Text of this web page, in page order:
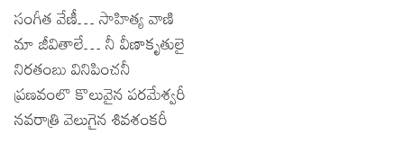
సంగీత వేణీ… సాహిత్య వాణి
మా జీవితాలే… నీ వీణాకృతులై
నిరతంబు వినిపించనీ
ప్రణవంలొ కొలువైన పరమేశ్వరీ
నవరాత్రి వెలుగైన శివశంకరీ